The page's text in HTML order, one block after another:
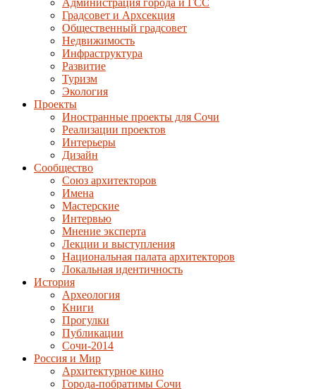
Администрация города и ГСС
Градсовет и Архсекция
Общественный градсовет
Недвижимость
Инфраструктура
Развитие
Туризм
Экология
Проекты
Иностранные проекты для Сочи
Реализации проектов
Интерьеры
Дизайн
Сообщество
Союз архитекторов
Имена
Мастерские
Интервью
Мнение эксперта
Лекции и выступления
Национальная палата архитекторов
Локальная идентичность
История
Археология
Книги
Прогулки
Публикации
Сочи-2014
Россия и Мир
Архитектурное кино
Города-побратимы Сочи